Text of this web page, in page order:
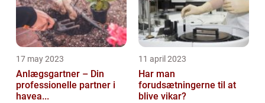
17 may 2023
Anlægsgartner – Din
professionelle partner i
havea...
11 april 2023
Har man
forudsætningerne til at
blive vikar?